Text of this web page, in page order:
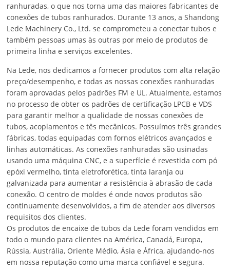
ranhuradas, o que nos torna uma das maiores fabricantes de
conexões de tubos ranhurados. Durante 13 anos, a Shandong
Lede Machinery Co., Ltd. se comprometeu a conectar tubos e
também pessoas umas às outras por meio de produtos de
primeira linha e serviços excelentes.
Na Lede, nos dedicamos a fornecer produtos com alta relação
preço/desempenho, e todas as nossas conexões ranhuradas
foram aprovadas pelos padrões FM e UL. Atualmente, estamos
no processo de obter os padrões de certificação LPCB e VDS
para garantir melhor a qualidade de nossas conexões de
tubos, acoplamentos e tês mecânicos. Possuímos três grandes
fábricas, todas equipadas com fornos elétricos avançados e
linhas automáticas. As conexões ranhuradas são usinadas
usando uma máquina CNC, e a superfície é revestida com pó
epóxi vermelho, tinta eletroforética, tinta laranja ou
galvanizada para aumentar a resistência à abrasão de cada
conexão. O centro de moldes é onde novos produtos são
continuamente desenvolvidos, a fim de atender aos diversos
requisitos dos clientes.
Os produtos de encaixe de tubos da Lede foram vendidos em
todo o mundo para clientes na América, Canadá, Europa,
Rússia, Austrália, Oriente Médio, Ásia e África, ajudando-nos
em nossa reputação como uma marca confiável e segura.